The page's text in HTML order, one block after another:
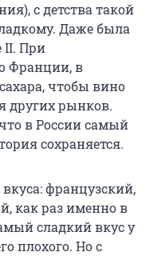
с детства такой
Даже была
II. При
Франции, в
чтобы вино
других рынков.
в России самый
сохраняется.
французский,
как раз именно в
сладкий вкус у
плохого. Но с